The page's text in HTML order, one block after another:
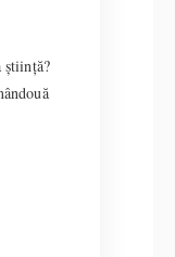
știință?